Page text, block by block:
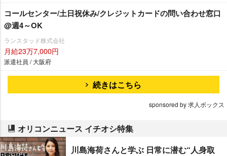
コールセンター/土日祝休み/クレジットカードの問い合わせ窓口
@週4～OK
ランスタッド株式会社
月給23万7,000円
派遣社員 / 大阪府
続きはこちら
sponsored by 求人ボックス
オリコンニュース イチオシ特集
川島海荷さんと学ぶ 日常に潜む“人身取